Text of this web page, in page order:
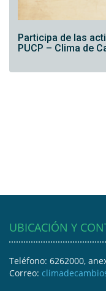
Participa de las
PUCP – Clima de
UBICACIÓN Y
Teléfono: 6262000,
Correo: